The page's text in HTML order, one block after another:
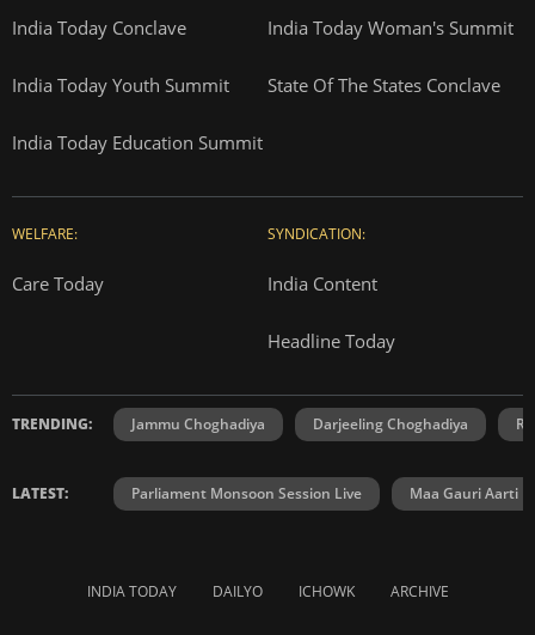
India Today Conclave India Today Woman's Summit
India Today Youth Summit State Of The States Conclave
India Today Education Summit
WELFARE:
Care Today
SYNDICATION:
India Content
Headline Today
TRENDING: Jammu Choghadiya Darjeeling Choghadiya
LATEST: Parliament Monsoon Session Live Maa Gauri Aarti
INDIA TODAY DAILYO ICHOWK ARCHIVE